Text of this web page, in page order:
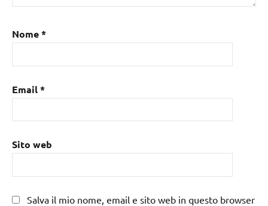
Nome*
Email*
Sito web
Salva il mio nome, email e sito web in questo browser